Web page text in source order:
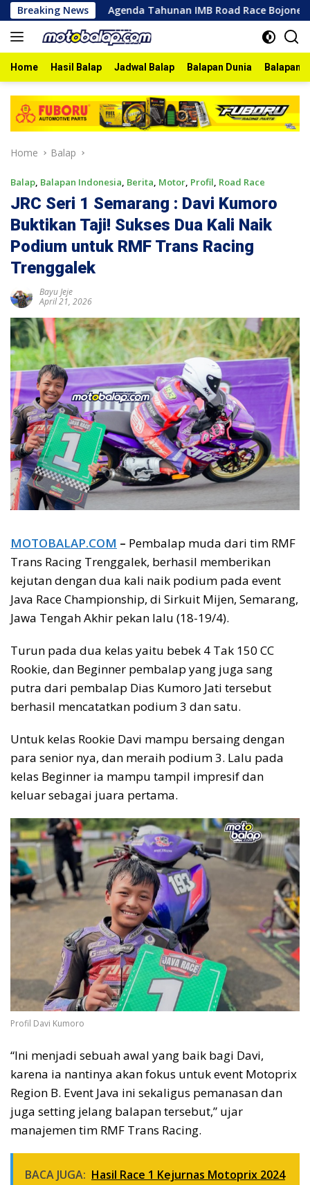
Skip
to
content
Breaking NewsAgenda Tahunan IMB Road Race Bojonegoro
Home Hasil Balap Jadwal Balap Balapan Dunia Balapan
Home Balap
Balap Balapan Indonesia Berita Motor Profil Road Race
JRC Seri 1 Semarang : Davi Kumoro
Buktikan Taji! Sukses Dua Kali Naik
Podium untuk RMF Trans Racing
Trenggalek
Bayu Jeje
April 21, 2026
MOTOBALAP.COM – Pembalap muda dari tim RMF
Trans Racing Trenggalek, berhasil memberikan
kejutan dengan dua kali naik podium pada event
Java Race Championship, di Sirkuit Mijen, Semarang,
Jawa Tengah Akhir pekan lalu (18-19/4).
Turun pada dua kelas yaitu bebek 4 Tak 150 CC
Rookie, dan Beginner pembalap yang juga sang
putra dari pembalap Dias Kumoro Jati tersebut
berhasil mencatatkan podium 3 dan satu.
Untuk kelas Rookie Davi mampu bersaing dengan
para senior nya, dan meraih podium 3. Lalu pada
kelas Beginner ia mampu tampil impresif dan
keluar sebagai juara pertama.
Profil Davi Kumoro
“Ini menjadi sebuah awal yang baik bagi Davi,
karena ia nantinya akan fokus untuk event Motoprix
Region B. Event Java ini sekaligus pemanasan dan
juga setting jelang balapan tersebut,” ujar
manajemen tim RMF Trans Racing.
BACA JUGA: Hasil Race 1 Kejurnas Motoprix 2024